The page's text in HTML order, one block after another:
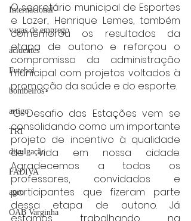
Internacional
vagas de emprego
acidentes
Futebol
bombeiros
artigo
TRT
divulgação
FADIVA
agro
OAB Varginha
O secretário municipal de Esportes
e Lazer, Henrique Lemes, também
comemorou os resultados da
etapa de outono e reforçou o
compromisso da administração
municipal com projetos voltados à
promoção da saúde e do esporte.
“O Desafio das Estações vem se
consolidando como um importante
projeto de incentivo à qualidade
de vida em nossa cidade.
Agradecemos a todos os
professores, convidados e
participantes que fizeram parte
dessa etapa de outono. Já